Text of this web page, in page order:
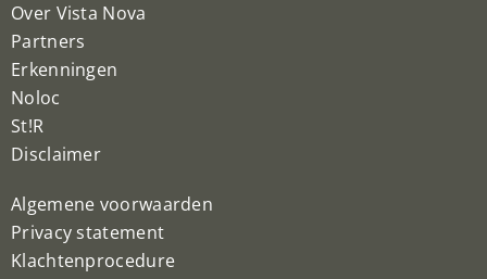
Over Vista Nova
Partners
Erkenningen
Noloc
St!R
Disclaimer
Algemene voorwaarden
Privacy statement
Klachtenprocedure